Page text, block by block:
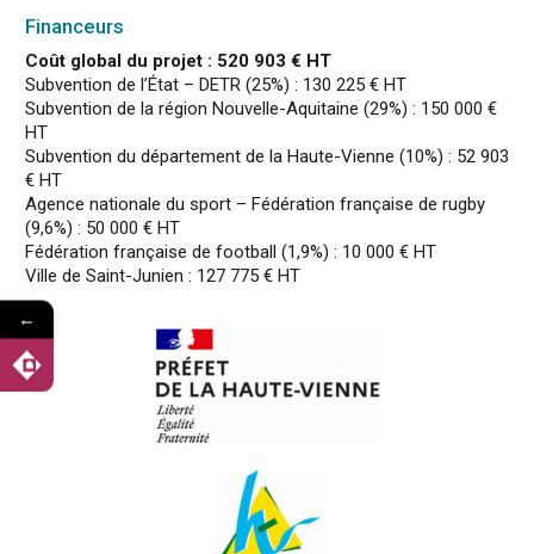
Financeurs
Coût global du projet : 520 903 € HT
Subvention de l’État – DETR (25%) : 130 225 € HT
Subvention de la région Nouvelle-Aquitaine (29%) : 150 000 €
HT
Subvention du département de la Haute-Vienne (10%) : 52 903
€ HT
Agence nationale du sport – Fédération française de rugby
(9,6%) : 50 000 € HT
Fédération française de football (1,9%) : 10 000 € HT
Ville de Saint-Junien : 127 775 € HT
←